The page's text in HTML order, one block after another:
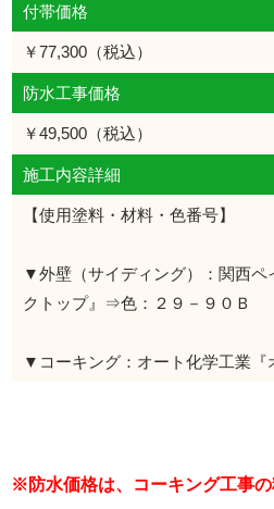
付帯価格
￥77,300（税込）
防水工事価格
￥49,500（税込）
施工内容詳細
【使用塗料・材料・色番号】
▼外壁（サイディング）：関西ペ
クトップ』⇒色：２９－９０Ｂ
▼コーキング：オート化学工業『
※防水価格は、コーキング工事の